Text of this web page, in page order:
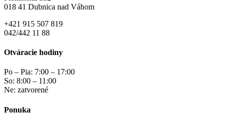
018 41 Dubnica nad Váhom
+421 915 507 819
042/442 11 88
Otváracie hodiny
Po – Pia: 7:00 – 17:00
So: 8:00 – 11:00
Ne: zatvorené
Ponuka